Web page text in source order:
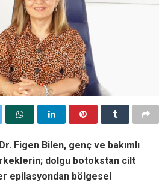
Figen Bilen, genç ve bakımlı
dolgu botokstan cilt
epilasyondan bölgesel